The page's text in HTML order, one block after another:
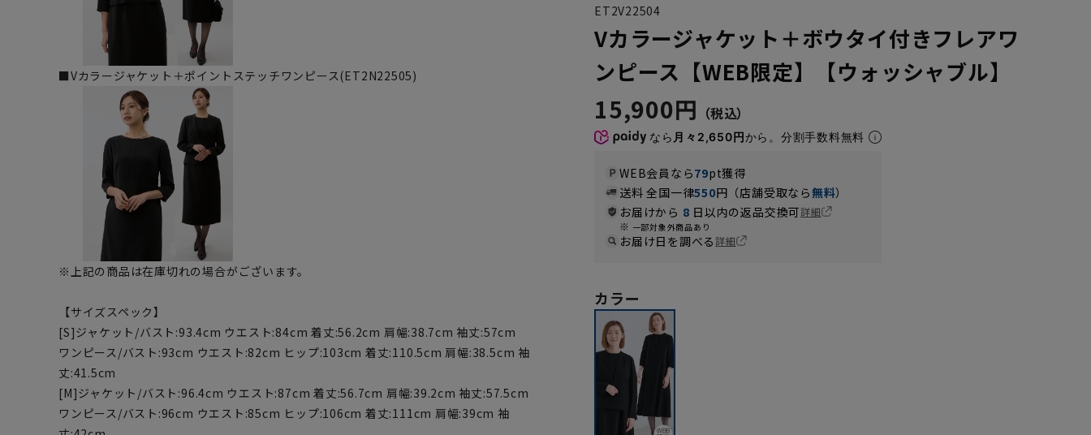
■Vカラージャケット＋ポイントステッチワンピース(ET2N22505)
※上記の商品は在庫切れの場合がございます。
【サイズスペック】
[S]ジャケット/バスト:93.4cm ウエスト:84cm 着丈:56.2cm 肩幅:38.7cm 袖丈:57cm
ワンピース/バスト:93cm ウエスト:82cm ヒップ:103cm 着丈:110.5cm 肩幅:38.5cm 袖
丈:41.5cm
[M]ジャケット/バスト:96.4cm ウエスト:87cm 着丈:56.7cm 肩幅:39.2cm 袖丈:57.5cm
ワンピース/バスト:96cm ウエスト:85cm ヒップ:106cm 着丈:111cm 肩幅:39cm 袖
ET2V22504
Vカラージャケット＋ボウタイ付きフレアワ
ンピース【WEB限定】【ウォッシャブル】
15,900円
なら 月々2,650円から。分割手数料無料
WEB会員なら79pt獲得
送料 全国一律550円（店舗受取なら無料）
お届けから 8 日以内の返品交換可詳細
一部対象外商品あり
お届け日を調べる詳細
カラー